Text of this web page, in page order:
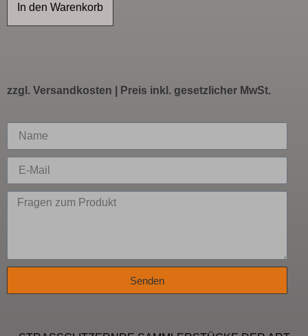
In den Warenkorb
zzgl. Versandkosten | Preis inkl. gesetzlicher MwSt.
Senden